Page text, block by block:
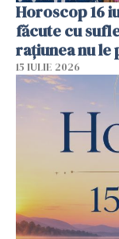
Horoscop 16
făcute cu
rațiunea nu le
15 IULIE 2026